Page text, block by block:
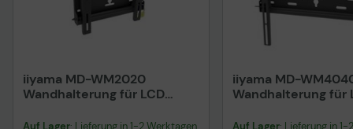
iiyama MD-WM2020
Wandhalterung für LCD
Auf Lager: Lieferung in 1-2 Werktagen
iiyama MD-
Wandhalterung für
Auf Lager: Lieferung in